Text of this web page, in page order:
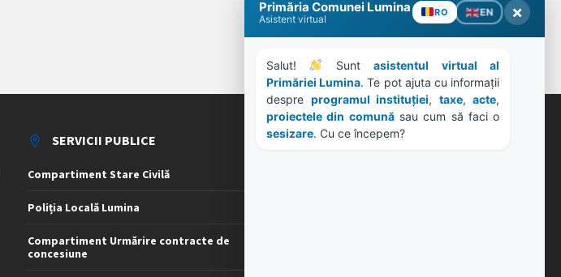
SERVICII PUBLICE
Compartiment Stare Civilă
Poliția Locală Lumina
Compartiment Urmărire contracte de
concesiune
ORE DE LUCRU
Primăria Comunei Lumina
Asistent virtual
RO EN ×
Salut! Sunt asistentul virtual al
Primăriei Lumina. Te pot ajuta cu informații
despre programul instituției, taxe, acte
proiectele din comună
sau cum să faci o
sesizare. Cu ce începem?